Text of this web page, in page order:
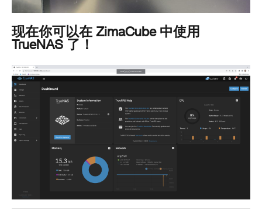
现在你可以在 ZimaCube 中使用
TrueNAS 了！